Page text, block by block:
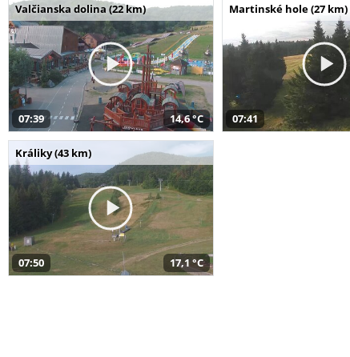
Valčianska dolina (22 km)
07:39 14,6 °C
Martinské hole (27 km)
07:41
Králiky (43 km)
07:50 17,1 °C